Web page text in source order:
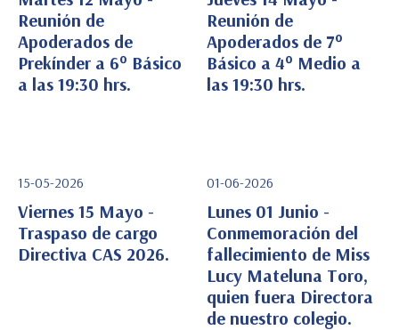
Ver Detalle
Reunión de
Apoderados de
Prekínder a 6° Básico
a las 19:30 hrs.
Ver Detalle
Reunión de
Apoderados de 7°
Básico a 4° Medio a
las 19:30 hrs.
Ver Detalle
15-05-2026
Viernes 15 Mayo -
Traspaso de cargo
Directiva CAS 2026.
Ver Detalle
01-06-2026
Lunes 01 Junio -
Conmemoración del
fallecimiento de Miss
Lucy Mateluna Toro,
quien fuera Directora
de nuestro colegio.